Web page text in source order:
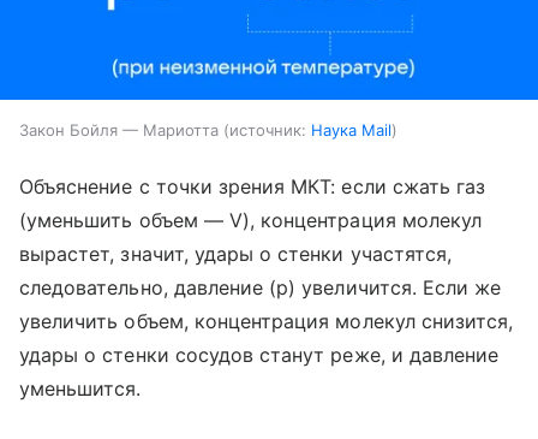
Закон Бойля — Мариотта источник: Наука Mail
Объяснение с точки зрения МКТ: если сжать газ
(уменьшить объем — V), концентрация молекул
вырастет, значит, удары о стенки участятся,
следовательно, давление (p) увеличится. Если же
увеличить объем, концентрация молекул снизится,
удары о стенки сосудов станут реже, и давление
уменьшится.